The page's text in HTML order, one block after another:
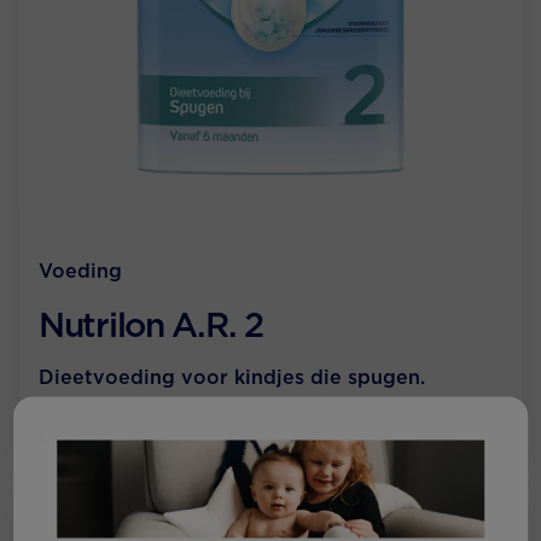
Voeding
Nutrilon A.R. 2
Dieetvoeding voor kindjes die spugen.
Lees meer